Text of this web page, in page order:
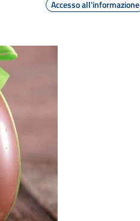
Accesso all'informazione